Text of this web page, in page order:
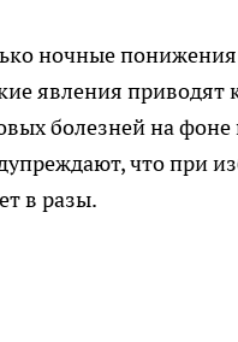
ночные
явления приводят
болезней на фоне
что при
в разы.